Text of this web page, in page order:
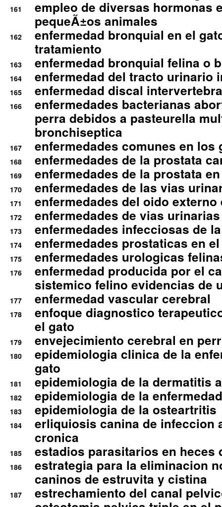
161
empleo de diversas hormonas
pequeÃ±os animales
162
enfermedad bronquial en el
tratamiento
163 enfermedad bronquial felina o
164 enfermedad del tracto urinario
165 enfermedad discal
166
enfermedades bacterianas
perra debidos a pasteurella
bronchiseptica
167 enfermedades comunes en los
168 enfermedades de la prostata
169 enfermedades de la prostata
170 enfermedades de las vias
171 enfermedades del oido
172 enfermedades de vias
173 enfermedades infecciosas de
174 enfermedades prostaticas en
175 enfermedades urologicas
176
enfermedad producida por el
sistemico felino evidencias de
177 enfermedad vascular cerebral
178
enfoque diagnostico
el gato
179 envejecimiento cerebral en
180
epidemiologia clinica de la
gato
181 epidemiologia de la dermatitis
182 epidemiologia de la
183 epidemiologia de la osteartritis
184
erliquiosis canina de infeccion
cronica
185 estadios parasitarios en heces
186
estrategia para la eliminacion
caninos de estruvita y cistina
187
estrechamiento del canal